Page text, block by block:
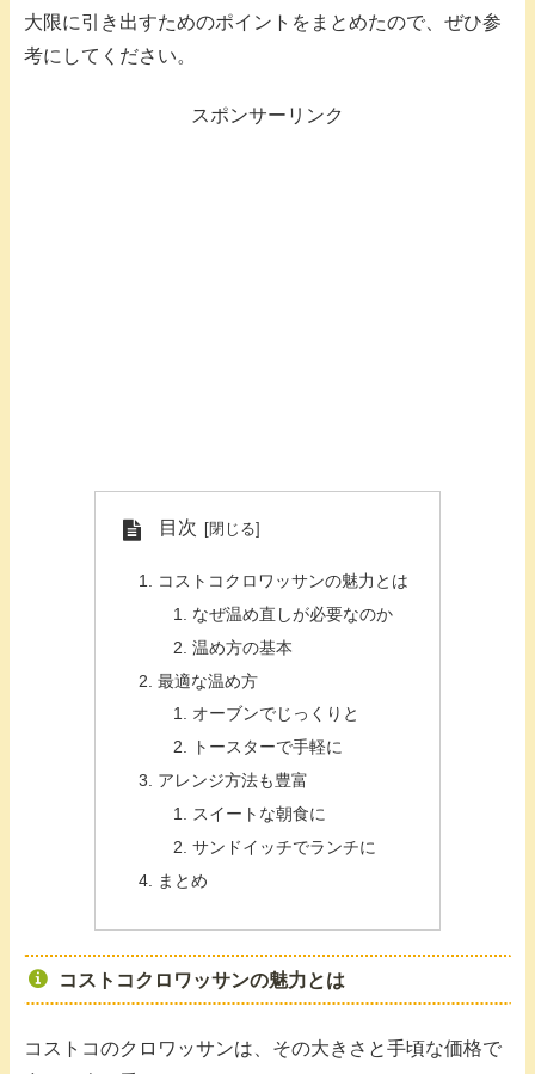
大限に引き出すためのポイントをまとめたので、ぜひ参
考にしてください。
スポンサーリンク
目次
コストコクロワッサンの魅力とは
なぜ温め直しが必要なのか
温め方の基本
最適な温め方
オーブンでじっくりと
トースターで手軽に
アレンジ方法も豊富
スイートな朝食に
サンドイッチでランチに
まとめ
コストコクロワッサンの魅力とは
コストコのクロワッサンは、その大きさと手頃な価格で